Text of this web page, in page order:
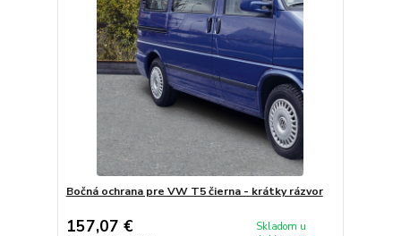
Bočná ochrana pre VW T5 čierna - krátky rázvor
157,07 €
Skladom u